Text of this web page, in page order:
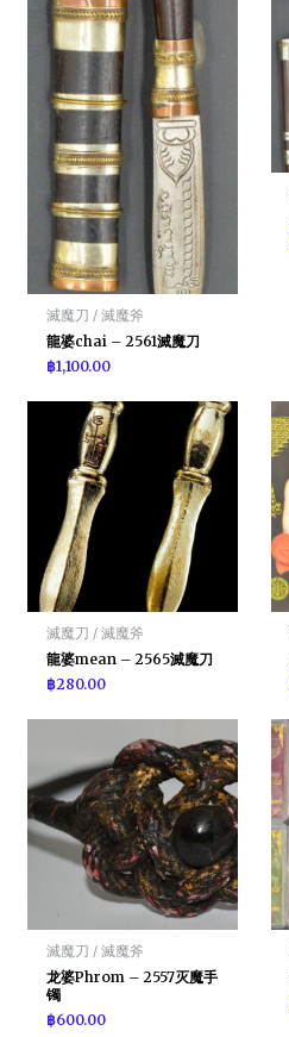
滅魔刀 / 滅魔斧
龍婆chai – 2561滅魔刀
฿1,100.00
滅魔刀 / 滅魔斧
龍婆mean – 2565滅魔刀
฿280.00
滅魔刀 / 滅魔斧
龙婆Phrom – 2557灭魔手
镯
฿600.00